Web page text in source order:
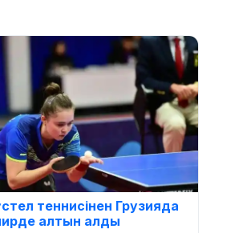
теннисінен Грузияда
алтын алды